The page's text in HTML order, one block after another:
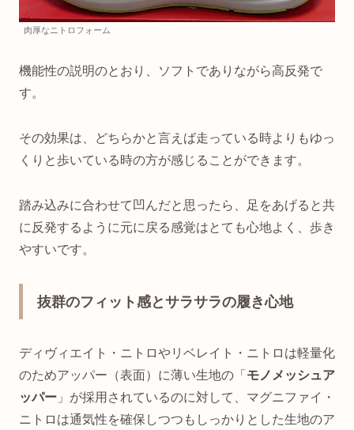
肉厚なニトロフォーム
機能性の説明のとおり、ソフトでありながら高反発で
す。
その効果は、どちらかと言えば走っている時よりもゆっ
くりと歩いている時の方が感じることができます。
踏み込みに合わせて凹んだと思ったら、足をあげると共
に反発するように元に戻る感覚はとても心地よく、歩き
やすいです。
抜群のフィット感とサラサラの履き心地
ディヴィエイト・ニトロやリベレイト・ニトロは軽量化
のためアッパー（表面）に薄い生地の「 モノメッシュア
ッパー 」が採用されているのに対して、マグニファイ・
ニトロは通気性を確保しつつもしっかりとした生地のア